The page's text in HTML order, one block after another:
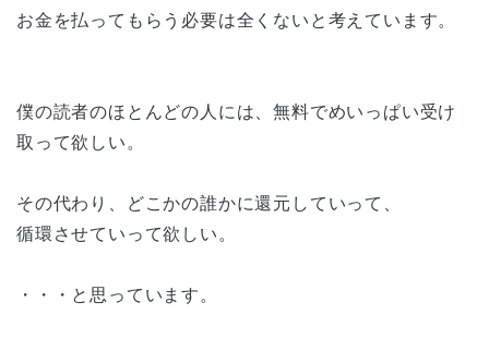
お金を払ってもらう必要は全くないと考えています。
僕の読者のほとんどの人には、無料でめいっぱい受け
取って欲しい。
その代わり、どこかの誰かに還元していって、
循環させていって欲しい。
・・・と思っています。